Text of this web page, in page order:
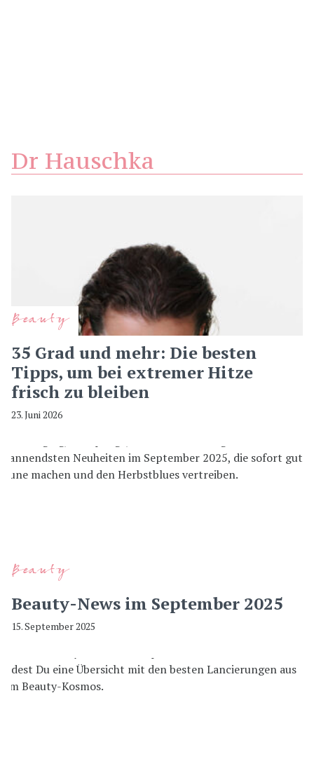
Dr Hauschka
Beauty
35 Grad und mehr: Die besten
Tipps, um bei extremer Hitze
frisch zu bleiben
23. Juni 2026
Beauty
Beauty-News im September 2025
15. September 2025